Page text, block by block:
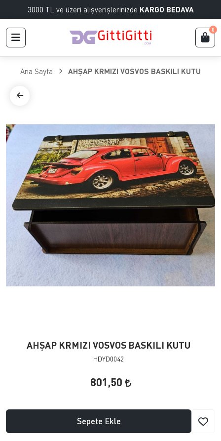
3000 TL ve üzeri alışverişlerinizde KARGO BEDAVA
0
Ana Sayfa AHŞAP KRMIZI VOSVOS BASKILI KUTU
AHŞAP KRMIZI VOSVOS BASKILI KUTU
HDYD0042
801,50
Sepete Ekle